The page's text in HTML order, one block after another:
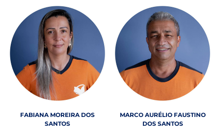
FABIANA MOREIRA DOS
SANTOS
MARCO AURÉLIO FAUSTINO
DOS SANTOS